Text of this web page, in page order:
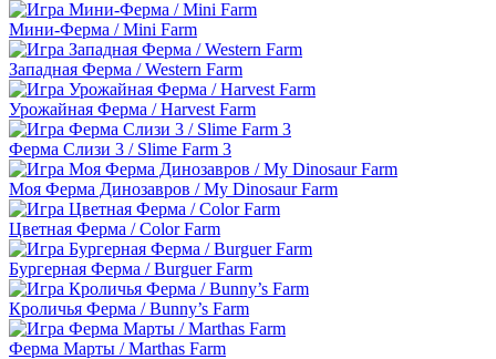
Мини-Ферма / Mini Farm
Западная Ферма / Western Farm
Урожайная Ферма / Harvest Farm
Ферма Слизи 3 / Slime Farm 3
Моя Ферма Динозавров / My Dinosaur Farm
Цветная Ферма / Color Farm
Бургерная Ферма / Burguer Farm
Кроличья Ферма / Bunny’s Farm
Ферма Марты / Marthas Farm